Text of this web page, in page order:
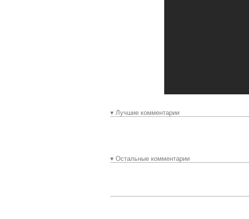
▾ Лучшие комментарии
▾ Остальные комментарии